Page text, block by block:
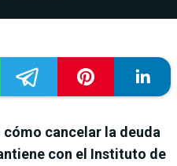
cómo cancelar la deuda
con el Instituto de